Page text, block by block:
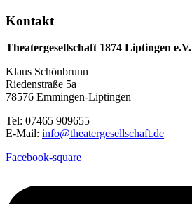
Kontakt
Theatergesellschaft 1874 Liptingen e.V.
Klaus Schönbrunn
Riedenstraße 5a
78576 Emmingen-Liptingen
Tel: 07465 909655
E-Mail: info@theatergesellschaft.de
Facebook-square